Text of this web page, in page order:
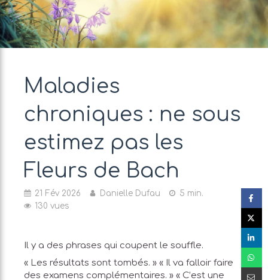
Maladies
chroniques : ne sous
estimez pas les
Fleurs de Bach
21 Fév 2026 Danielle Dufau
5 min.
130 vues
Il y a des phrases qui coupent le souffle.
« Les résultats sont tombés. » « Il va falloir faire
des examens complémentaires. » « C’est une